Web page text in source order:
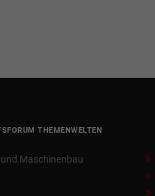
THEMENWELTEN
Maschinenbau